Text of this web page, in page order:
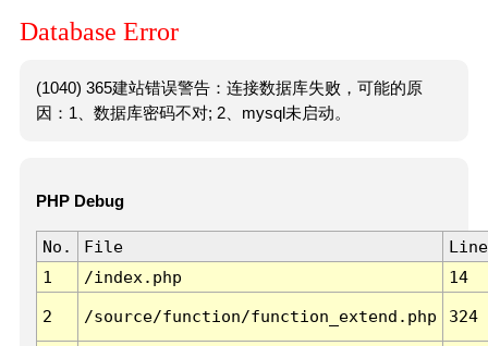
Database Error
(1040) 365建站错误警告：连接数据库失败，可能的原
因：1、数据库密码不对; 2、mysql未启动。
PHP Debug
No. File
Line
1
/index.php 14
2 /source/function/function_extend.php 324